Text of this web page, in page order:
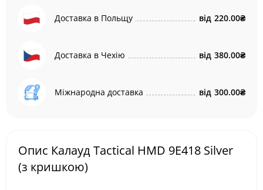
Доставка в Польщу від 220.00₴
Доставка в Чехію від 380.00₴
Міжнародна доставка від 300.00₴
Опис Калауд Tactical HMD 9E418 Silver
(з кришкою)